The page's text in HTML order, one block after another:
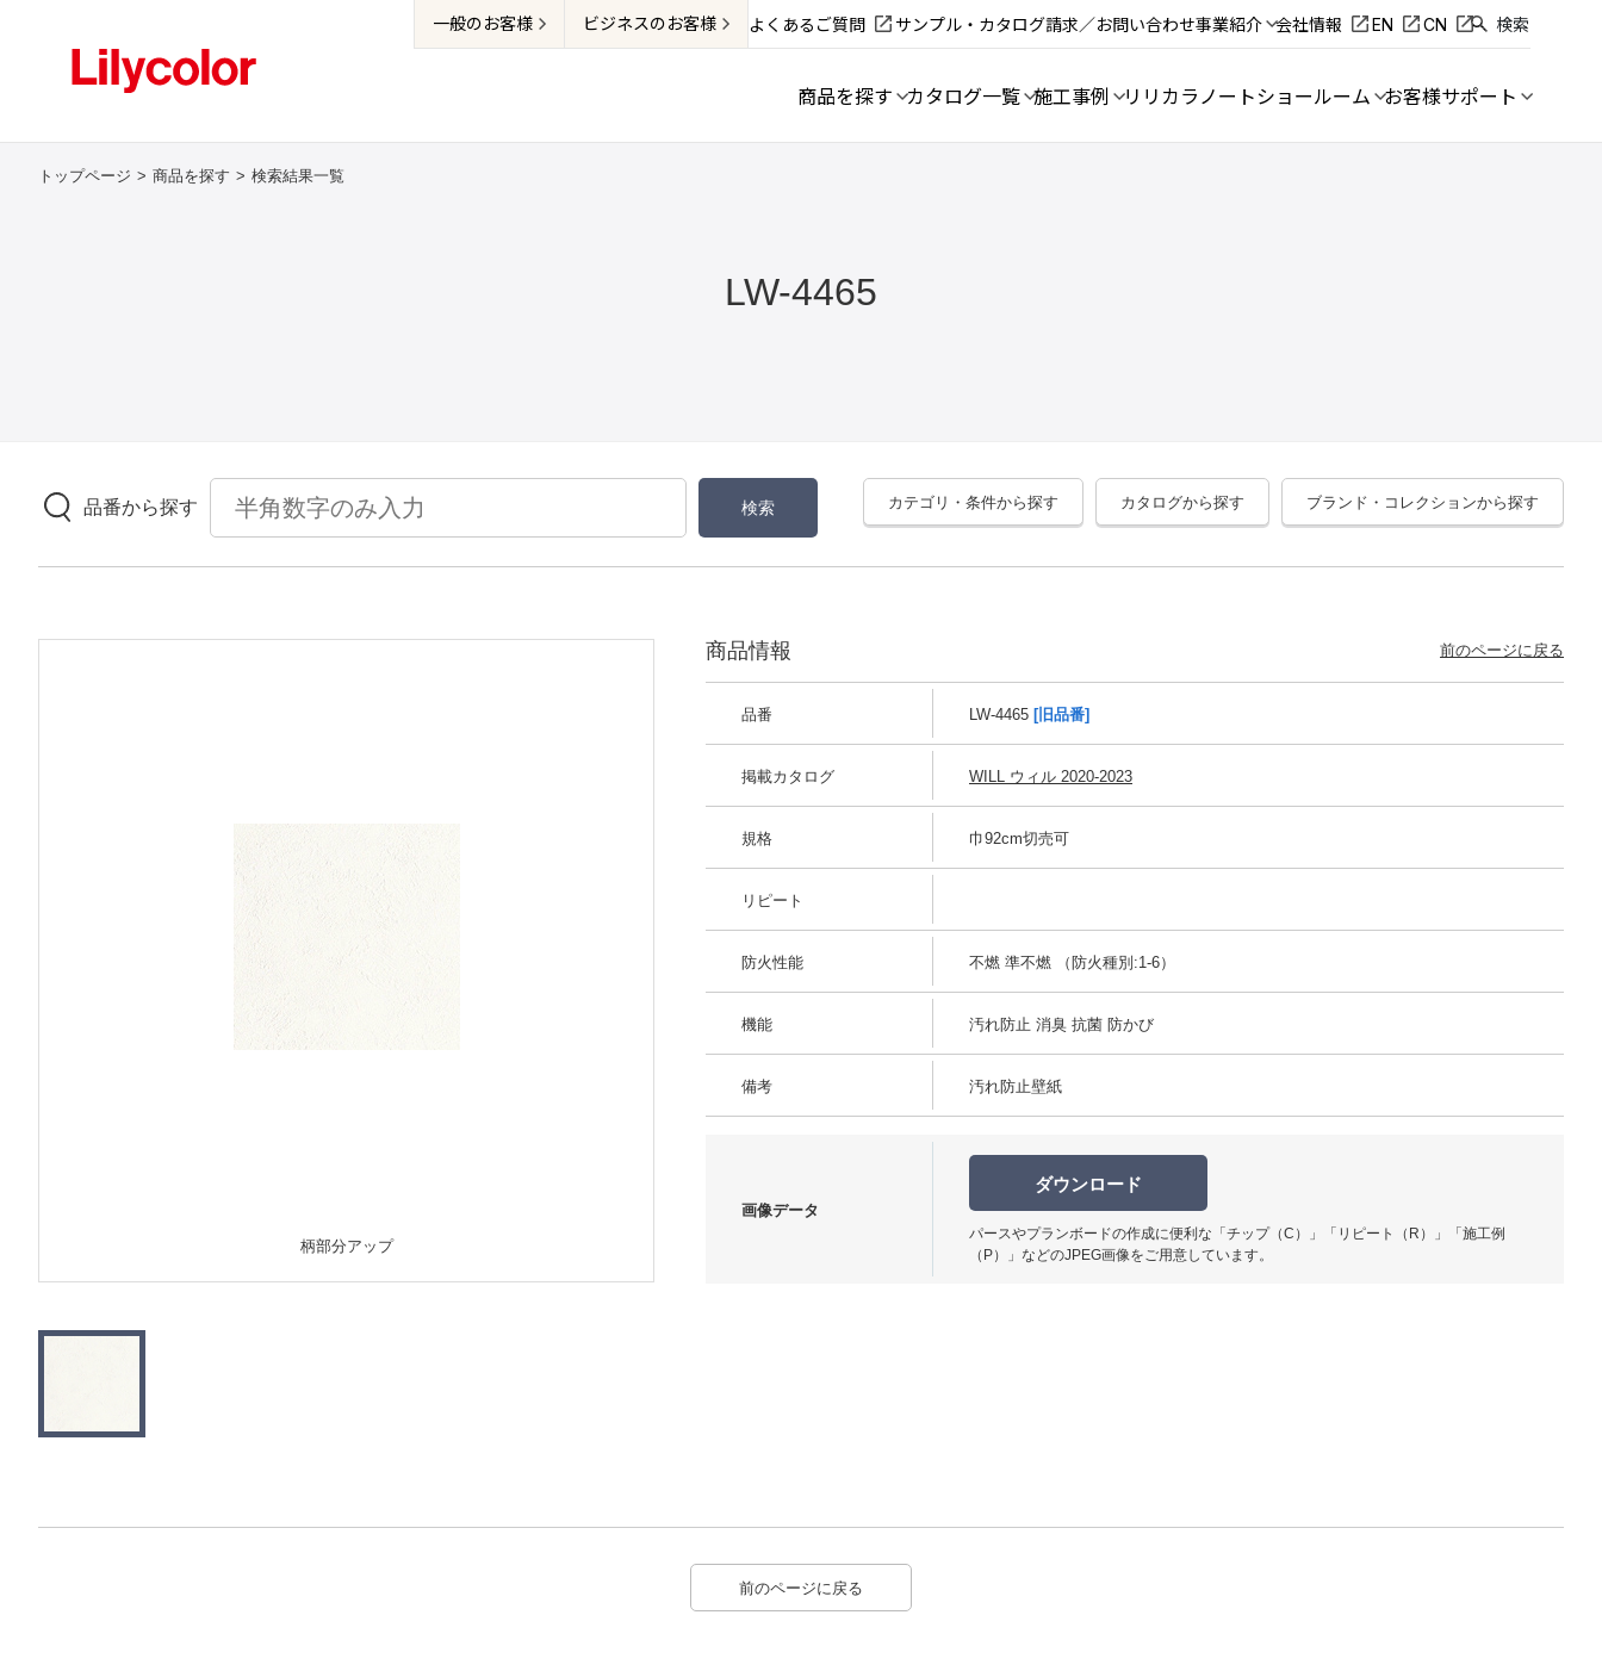
一般のお客様 ビジネスのお客様 よくあるご質問 サンプル・カタログ請求／お問い合わせ事業紹介 会社情報 EN CN 検索
商品を探す カタログ一覧 施工事例 リリカラノートショールーム お客様サポート
トップページ 商品を探す 検索結果一覧
LW-4465
品番から探す カテゴリ・条件から探す カタログから探す ブランド・コレクションから探す
柄部分アップ
商品情報 前のページに戻る
品番 LW-4465 [旧品番]
掲載カタログ WILL ウィル 2020-2023
規格 巾92cm切売可
リピート
防火性能 不燃 準不燃 （防火種別:1-6）
機能 汚れ防止 消臭 抗菌 防かび
備考 汚れ防止壁紙
画像データ
ダウンロード
パースやプランボードの作成に便利な「チップ（C）」「リピート（R）」「施工例
（P）」などのJPEG画像をご用意しています。
前のページに戻る